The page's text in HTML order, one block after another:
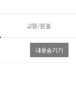
교환/환불
내용숨기기